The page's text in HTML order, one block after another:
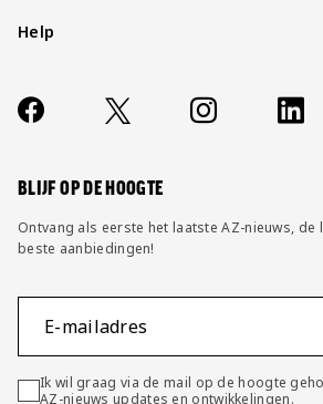
Help
Contact
FAQ
Socials
https://www.facebook.com/
X Instagram
BLIJF OP DE HOOGTE
Ontvang als eerste het laatste AZ-nieuws, de
beste aanbiedingen!
E-mailadres
Ik wil graag via de mail op de hoogte
AZ-nieuws updates en ontwikkelingen.